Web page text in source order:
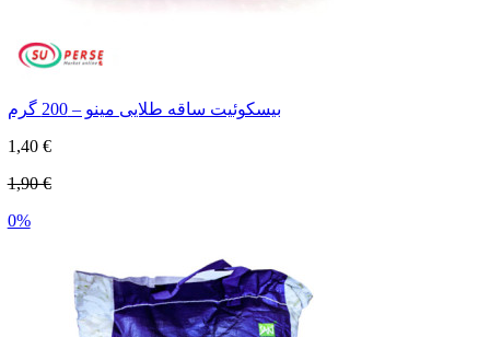
بیسکوئیت ساقه طلایی مینو – 200 گرم
1,40 €
1,90 €
0%